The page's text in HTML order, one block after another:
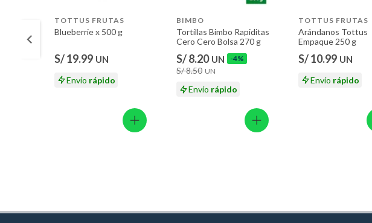
TOTTUS FRUTAS
Blueberrie x 500 g
S/ 19.99 UN
Envío rápido
BIMBO
Tortillas Bimbo Rapiditas
Cero Cero Bolsa 270 g
S/ 8.20 UN -4%
S/ 8.50 UN
Envío rápido
TOTTUS FRUTAS
Arándanos Tottus
Empaque 250 g
S/ 10.99 UN
Envío rápido